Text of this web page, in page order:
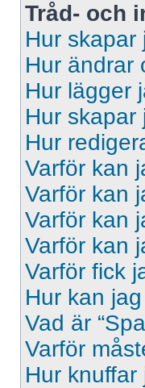
Tråd- och
Hur
Hur ändrar
Hur lägger
Hur skapar
Hur
Varför kan
Varför kan
Varför kan
Varför kan
Varför fick
Hur kan
Vad är
Varför
Hur